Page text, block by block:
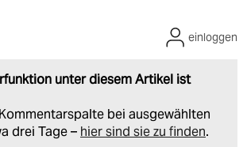
unter diesem Artikel ist
bei ausgewählten
drei Tage – hier sind sie zu finden.
einloggen